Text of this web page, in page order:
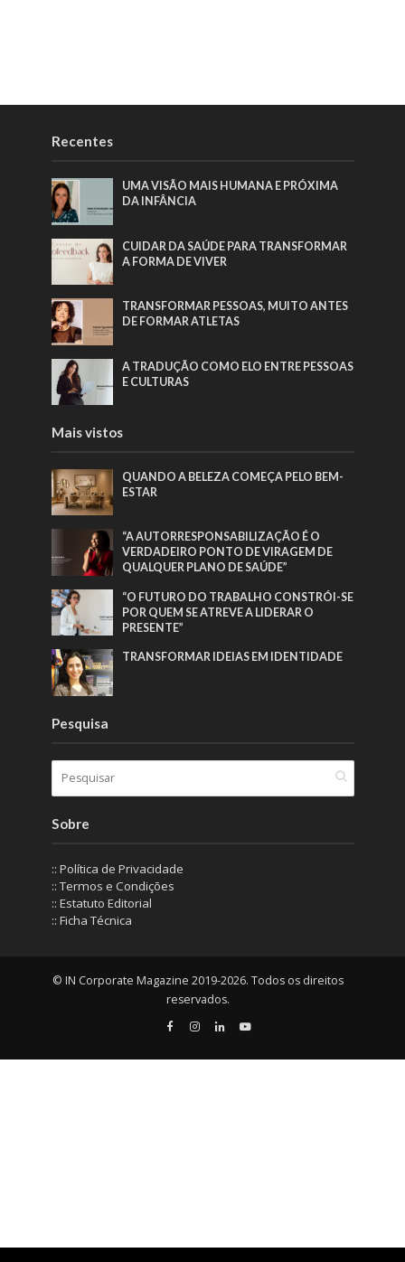
Recentes
UMA VISÃO MAIS HUMANA E PRÓXIMA
DA INFÂNCIA
CUIDAR DA SAÚDE PARA TRANSFORMAR
A FORMA DE VIVER
TRANSFORMAR PESSOAS, MUITO ANTES
DE FORMAR ATLETAS
A TRADUÇÃO COMO ELO ENTRE PESSOAS
E CULTURAS
Mais vistos
QUANDO A BELEZA COMEÇA PELO BEM-
ESTAR
“A AUTORRESPONSABILIZAÇÃO É O
VERDADEIRO PONTO DE VIRAGEM DE
QUALQUER PLANO DE SAÚDE”
“O FUTURO DO TRABALHO CONSTRÓI-SE
POR QUEM SE ATREVE A LIDERAR O
PRESENTE”
TRANSFORMAR IDEIAS EM IDENTIDADE
Pesquisa
Sobre
:: Política de Privacidade
:: Termos e Condições
:: Estatuto Editorial
:: Ficha Técnica
© IN Corporate Magazine 2019-2026. Todos os direitos
reservados.